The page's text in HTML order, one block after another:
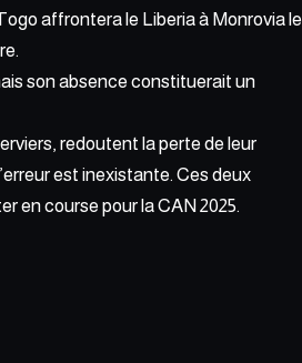
affrontera le Liberia à Monrovia le
.
son absence constituerait un
, redoutent la perte de leur
est inexistante. Ces deux
en course pour la CAN 2025.